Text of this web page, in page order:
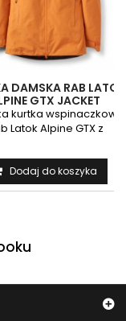
DAMSKA RAB LATOK
GTX JACKET
kurtka wspinaczkowa
Latok Alpine GTX z
Dodaj do koszyka